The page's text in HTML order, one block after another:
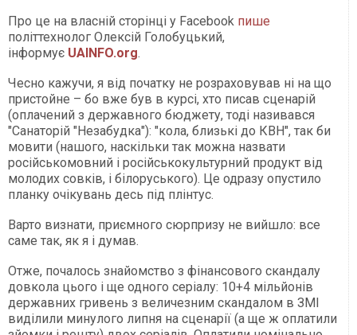
Про це на власній сторінці у Facebook пише
політтехнолог Олексій Голобуцький,
інформує UAINFO.org.
Чесно кажучи, я від початку не розраховував ні на що
пристойне – бо вже був в курсі, хто писав сценарій
(оплачений з державного бюджету, тоді називався
"Санаторій "Незабудка"): "кола, близькі до КВН", так би
мовити (нашого, наскільки так можна назвати
російськомовний і російськокультурний продукт від
молодих совків, і білоруського). Це одразу опустило
планку очікувань десь під плінтус.
Варто визнати, приємного сюрпризу не вийшло: все
саме так, як я і думав.
Отже, почалось знайомство з фінансового скандалу
довкола цього і ще одного серіалу: 10+4 мільйонів
державних гривень з величезним скандалом в ЗМІ
виділили минулого липня на сценарії (а ще ж оплатили